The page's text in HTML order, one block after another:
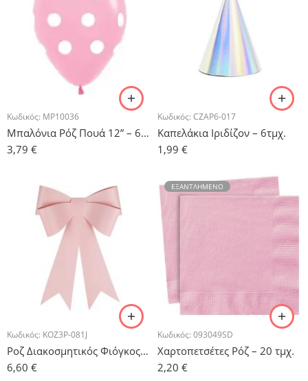
Κωδικός: MP10036
Μπαλόνια Ρόζ Πουά 12” – 6τμχ.
3,79 €
Κωδικός: CZAP6-017
Καπελάκια Ιριδίζον – 6τμχ.
1,99 €
Κωδικός: KOZ3P-081J
Ροζ Διακοσμητικός Φιόγκος – DIY
6,60 €
ΕΞΑΝΤΛΗΜΈΝΟ
Κωδικός: 093049SD
Χαρτοπετσέτες Ρόζ – 20 τμχ.
2,20 €